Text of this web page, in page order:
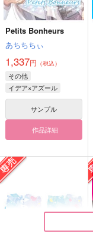
そして血肉と
鯖
円 （税込）
Petits Bonheurs
あちちちぃ
1,337円 （税込）
その他
イデア×アズール
サンプル
作品詳細